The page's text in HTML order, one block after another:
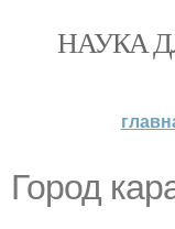
НАУКА
Город